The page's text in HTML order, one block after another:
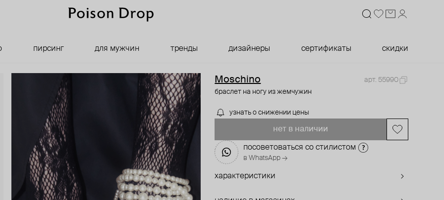
пирсинг для мужчин тренды дизайнеры сертификаты скидки
Moschino
арт. 55990
браслет на ногу из жемчужин
узнать о снижении цены
нет в наличии
посоветоваться со стилистом
в WhatsApp →
характеристики